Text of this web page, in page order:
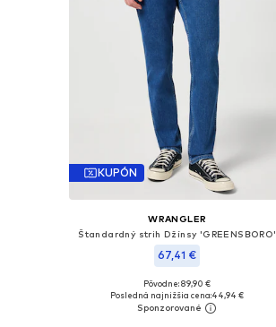
KUPÓN
WRANGLER
Štandardný strih Džínsy 'GREENSBORO'
67,41 €
+9
Dostupné v mnohých veľkostiach
Pridať do košíka
Pôvodne: 89,90 €
Posledná najnižšia cena:44,94 €